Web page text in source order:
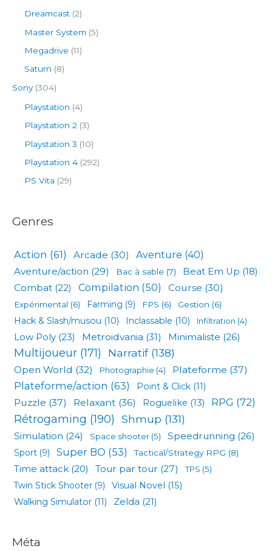
Dreamcast (2)
Master System (5)
Megadrive (11)
Saturn (8)
Sony(304)
Playstation (4)
Playstation 2 (3)
Playstation 3 (10)
Playstation 4 (292)
PS Vita (29)
Genres
Action (61) Arcade (30) Aventure (40)
Aventure/action (29) Bac à sable (7) Beat Em Up (18)
Combat (22) Compilation (50) Course (30)
Expérimental (6) Farming (9) FPS (6) Gestion (6)
Hack & Slash/musou (10) Inclassable (10) Infiltration (4)
Low Poly (23) Metroidvania (31) Minimaliste (26)
Multijoueur (171) Narratif(138)
Open World (32) Photographie (4) Plateforme (37)
Plateforme/action (63) Point & Click (11)
Puzzle (37) Relaxant (36) Roguelike (13) RPG (72)
Rétrogaming (190) Shmup (131)
Simulation (24) Space shooter (5) Speedrunning (26)
Sport (9) Super BO (53) Tactical/Strategy RPG (8)
Time attack (20) Tour par tour (27) TPS (5)
Twin Stick Shooter (9) Visual Novel (15)
Walking Simulator (11) Zelda (21)
Méta